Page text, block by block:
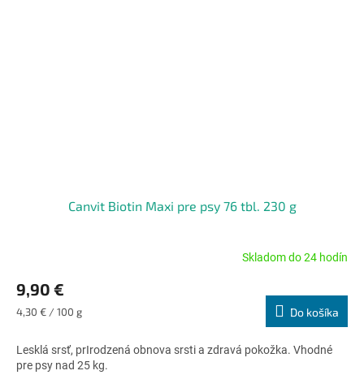
Canvit Biotin Maxi pre psy 76 tbl. 230 g
produktu
je
4,7
5
hviezdičiek.
Skladom do 24 hodín
9,90 €
Jednotková
4,30 € / 100 g Do košíka
Lesklá srsť, prIrodzená obnova srsti a zdravá pokožka. Vhodné
pre psy nad 25 kg.